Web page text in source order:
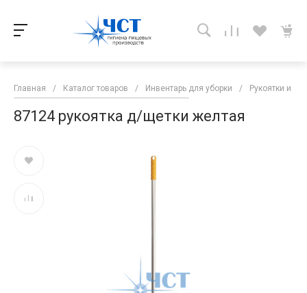
Главная / Каталог товаров / Инвентарь для уборки / Рукоятки и
87124 рукоятка д/щетки желтая